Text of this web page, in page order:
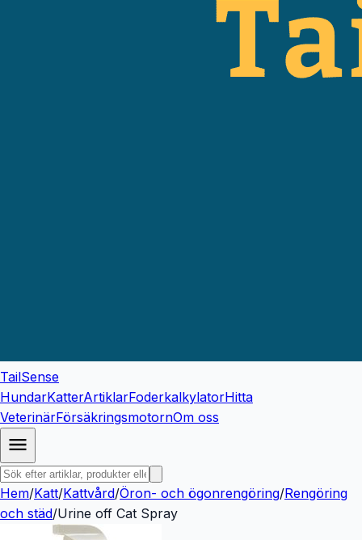
TailSense
HundarKatterArtiklarFoderkalkylatorHitta
VeterinärFörsäkringsmotornOm oss
Hem/Katt/Kattvård/Öron- och ögonrengöring/Rengöring
och städ/Urine off Cat Spray